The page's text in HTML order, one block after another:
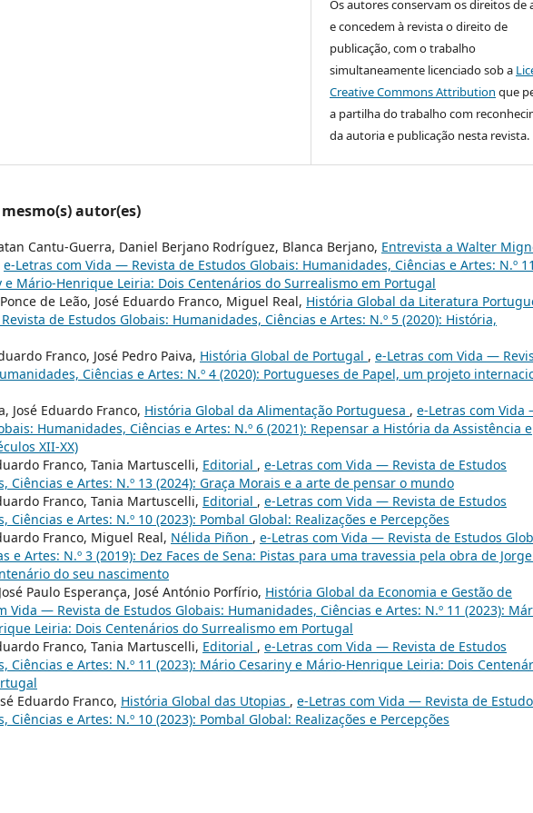
Os autores conservam os direitos de
e concedem à revista o direito de
publicação, com o trabalho
simultaneamente licenciado sob a
Creative Commons Attribution que
a partilha do trabalho com
da autoria e publicação nesta revista.
autor(es)
Cantu-Guerra, Daniel Berjano Rodríguez, Blanca Berjano, Entrevista a Walter
e-Letras com Vida — Revista de Estudos Globais: Humanidades, Ciências e Artes: N.º 11
e Mário-Henrique Leiria: Dois Centenários do Surrealismo em Portugal
de Leão, José Eduardo Franco, Miguel Real, História Global da Literatura
de Estudos Globais: Humanidades, Ciências e Artes: N.º 5 (2020): História,
Franco, José Pedro Paiva, História Global de Portugal , e-Letras com Vida —
Ciências e Artes: N.º 4 (2020): Portugueses de Papel, um projeto
José Eduardo Franco, História Global da Alimentação Portuguesa , e-Letras com Vida
Humanidades, Ciências e Artes: N.º 6 (2021): Repensar a História da Assistência e
XII-XX)
Franco, Tania Martuscelli, Editorial , e-Letras com Vida — Revista de Estudos
Ciências e Artes: N.º 13 (2024): Graça Morais e a arte de pensar o mundo
Franco, Tania Martuscelli, Editorial , e-Letras com Vida — Revista de Estudos
Ciências e Artes: N.º 10 (2023): Pombal Global: Realizações e Percepções
Franco, Miguel Real, Nélida Piñon , e-Letras com Vida — Revista de Estudos
e Artes: N.º 3 (2019): Dez Faces de Sena: Pistas para uma travessia pela obra de
do seu nascimento
Paulo Esperança, José António Porfírio, História Global da Economia e Gestão de
Vida — Revista de Estudos Globais: Humanidades, Ciências e Artes: N.º 11 (2023):
Leiria: Dois Centenários do Surrealismo em Portugal
Franco, Tania Martuscelli, Editorial , e-Letras com Vida — Revista de Estudos
Ciências e Artes: N.º 11 (2023): Mário Cesariny e Mário-Henrique Leiria: Dois
Eduardo Franco, História Global das Utopias , e-Letras com Vida — Revista de
Ciências e Artes: N.º 10 (2023): Pombal Global: Realizações e Percepções